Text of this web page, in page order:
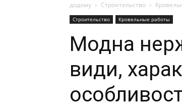
додому Строительство
Строительство Кровельные работы
Модна
види,